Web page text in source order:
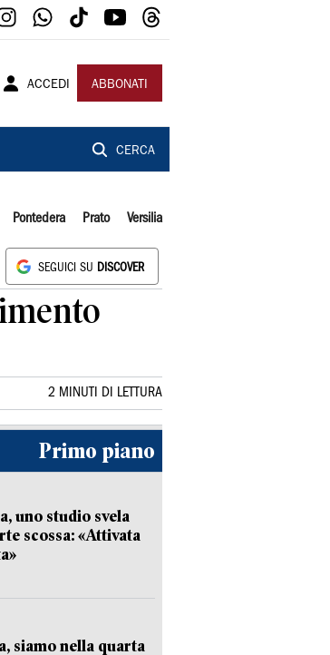
ACCEDI ABBONATI
CERCA
Pontedera Prato Versilia
SEGUICI SU DISCOVER
2 MINUTI DI LETTURA
Primo piano
uno studio svela
scossa: «Attivata
siamo nella quarta